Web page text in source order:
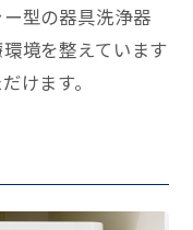
型の器具洗浄器
境を整えています
けます。